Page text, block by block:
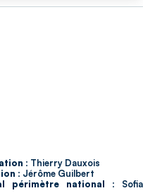
: Thierry Dauxois
: Jérôme Guilbert
périmètre national : Sofia